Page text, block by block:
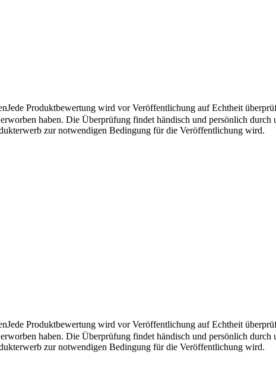
Jede Produktbewertung wird vor Veröffentlichung auf Echtheit
haben. Die Überprüfung findet händisch und persönlich
zur notwendigen Bedingung für die Veröffentlichung wird.
Jede Produktbewertung wird vor Veröffentlichung auf Echtheit
haben. Die Überprüfung findet händisch und persönlich
zur notwendigen Bedingung für die Veröffentlichung wird.